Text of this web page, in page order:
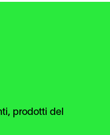
prodotti del